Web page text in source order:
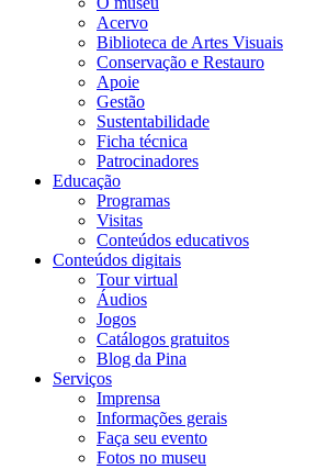
Acervo
Biblioteca de Artes Visuais
Conservação e Restauro
Apoie
Gestão
Sustentabilidade
Ficha técnica
Patrocinadores
Educação
Programas
Visitas
Conteúdos educativos​
Conteúdos digitais
Tour virtual
Áudios
Jogos
Catálogos gratuitos
Blog da Pina
Serviços
Imprensa
Informações gerais
Faça seu evento
Fotos no museu